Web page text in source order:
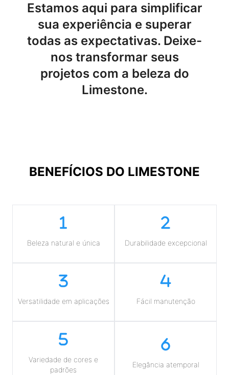
Estamos aqui para simplificar
sua experiência e superar
todas as expectativas. Deixe-
nos transformar seus
projetos com a beleza do
Limestone.
BENEFÍCIOS DO LIMESTONE
Beleza natural e única Durabilidade excepcional
Versatilidade em aplicações Fácil manutenção
Variedade de cores e
padrões
Elegância atemporal